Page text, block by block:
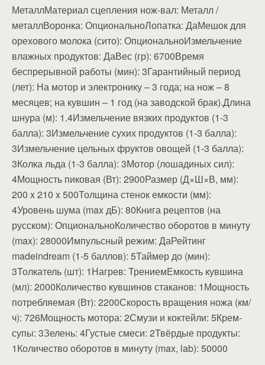
МеталлМатериал сцепления нож-вал: Металл /
металлВоронка: ОпциональноЛопатка: ДаМешок для
орехового молока (сито): ОпциональноИзмельчение
влажных продуктов: ДаВес (гр): 6700Время
беспрерывной работы (мин): 3Гарантийный период
(лет): На мотор и электронику – 3 года; на нож – 8
месяцев; на кувшин – 1 год (на заводской брак).Длина
шнура (м): 1.4Измельчение вязких продуктов (1-3
балла): 3Измельчение сухих продуктов (1-3 балла):
3Измельчение цельных фруктов овощей (1-3 балла):
3Колка льда (1-3 балла): 3Мотор (лошадиных сил):
4Мощность пиковая (Вт): 2900Размер (Д×Ш×В, мм):
200 x 210 x 500Толщина стенок емкости (мм):
4Уровень шума (max дБ): 80Книга рецептов (на
русском): ОпциональноКоличество оборотов в минуту
(max): 28000Импульсный режим: ДаРейтинг
madeindream (1-5 баллов): 5Таймер до (мин):
3Толкатель (шт): 1Нагрев: ТрениемЕмкость кувшина
(мл): 2000Количество кувшинов стаканов: 1Мощность
потребляемая (Вт): 2200Скорость вращения ножа (км/
ч): 726Мощность мотора: 2Смузи и коктейли: 5Крем-
супы: 3Зелень: 4Густые смеси: 2Твёрдые продукты:
1Количество оборотов в минуту (max, lab): 50000